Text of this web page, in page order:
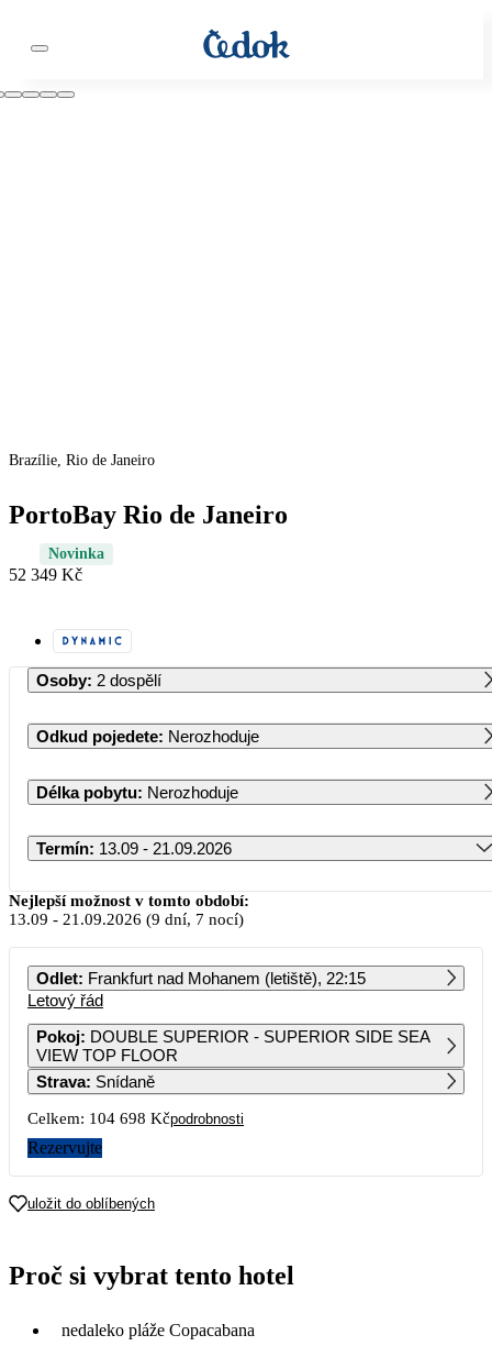
Brazílie, Rio de Janeiro
PortoBay Rio de Janeiro
Novinka
52 349 Kč
Osoby: 2 dospělí
Odkud pojedete: Nerozhoduje
Délka pobytu: Nerozhoduje
Termín: 13.09 - 21.09.2026
Září 2026
PO ÚT ST ČT PÁ SO NE
7 8 9 10 11 12 13
14
59 759
15 16
21 22 23 24 25 26 27
Nejlepší možnost v tomto období:
13.09 - 21.09.2026 (9 dní, 7 nocí)
Odlet: Frankfurt nad Mohanem (letiště), 22:15
Letový řád
Pokoj: DOUBLE SUPERIOR - SUPERIOR SIDE SEA
VIEW TOP FLOOR
Strava: Snídaně
Celkem: 104 698 Kčpodrobnosti
Rezervujte
uložit do oblíbených
Proč si vybrat tento hotel
nedaleko pláže Copacabana